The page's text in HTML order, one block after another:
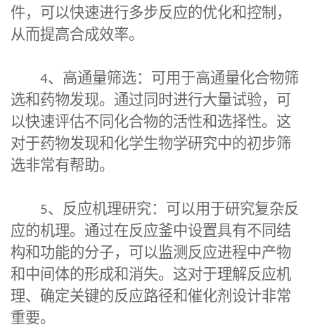
件，可以快速进行多步反应的优化和控制，
从而提高合成效率。
4、高通量筛选：可用于高通量化合物筛
选和药物发现。通过同时进行大量试验，可
以快速评估不同化合物的活性和选择性。这
对于药物发现和化学生物学研究中的初步筛
选非常有帮助。
5、反应机理研究：可以用于研究复杂反
应的机理。通过在反应釜中设置具有不同结
构和功能的分子，可以监测反应进程中产物
和中间体的形成和消失。这对于理解反应机
理、确定关键的反应路径和催化剂设计非常
重要。